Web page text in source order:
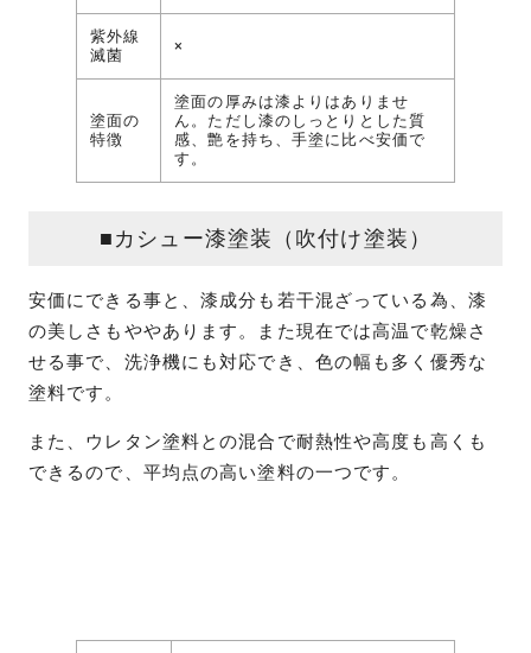
紫外線
滅菌
×
塗面の
特徴
塗面の厚みは漆よりはありませ
ん。ただし漆のしっとりとした質
感、艶を持ち、手塗に比べ安価で
す。
■カシュー漆塗装（吹付け塗装）
安価にできる事と、漆成分も若干混ざっている為、漆
の美しさもややあります。また現在では高温で乾燥さ
せる事で、洗浄機にも対応でき、色の幅も多く優秀な
塗料です。
また、ウレタン塗料との混合で耐熱性や高度も高くも
できるので、平均点の高い塗料の一つです。